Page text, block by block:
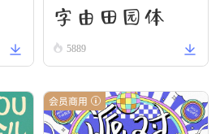
字由田园体
5889
会员商用